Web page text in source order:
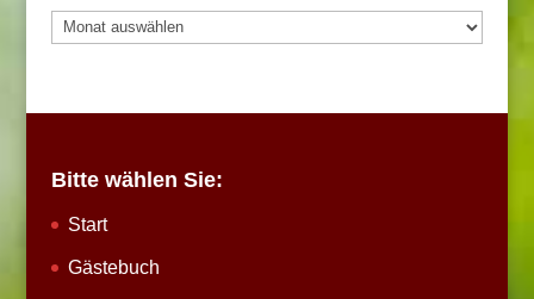
Archiv
Bitte wählen Sie:
Start
Gästebuch